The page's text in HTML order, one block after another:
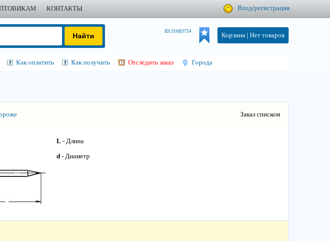
КОНТАКТЫ Вход/регистрация
Корзина | Нет товаров
ID:31683724
Как оплатить Как получить Отследить заказ Города
Заказ списком
L - Длина
d - Диаметр